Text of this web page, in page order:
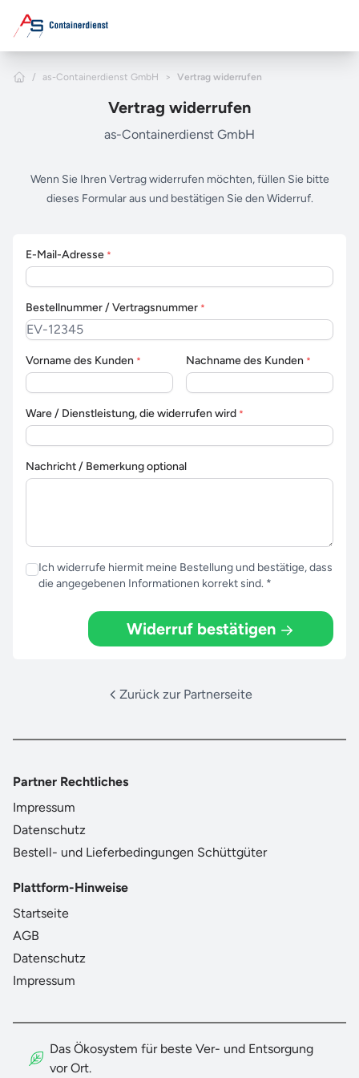
Home
/ as-Containerdienst GmbH > Vertrag widerrufen
Vertrag widerrufen
as-Containerdienst GmbH
Wenn Sie Ihren Vertrag widerrufen möchten, füllen Sie bitte
dieses Formular aus und bestätigen Sie den Widerruf.
E-Mail-Adresse *
Bestellnummer / Vertragsnummer *
Vorname des Kunden * Nachname des Kunden *
Ware / Dienstleistung, die widerrufen wird *
Nachricht / Bemerkung optional
Ich widerrufe hiermit meine Bestellung und bestätige, dass
die angegebenen Informationen korrekt sind. *
Widerruf bestätigen
Zurück zur Partnerseite
Partner Rechtliches
Impressum
Datenschutz
Bestell- und Lieferbedingungen Schüttgüter
Plattform-Hinweise
Startseite
AGB
Datenschutz
Impressum
Das Ökosystem für beste Ver- und Entsorgung
vor Ort.